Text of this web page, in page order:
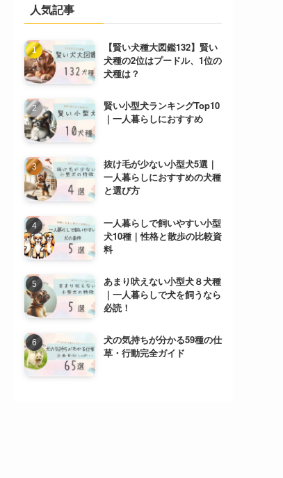
人気記事
【賢い犬種大図鑑132】賢い
犬種の2位はプードル、1位の
犬種は？
賢い小型犬ランキングTop10
｜一人暮らしにおすすめ
抜け毛が少ない小型犬5選｜
一人暮らしにおすすめの犬種
と選び方
一人暮らしで飼いやすい小型
犬10種｜性格と散歩の比較資
料
あまり吠えない小型犬８犬種
｜一人暮らしで犬を飼うなら
必読！
犬の気持ちが分かる59種の仕
草・行動完全ガイド